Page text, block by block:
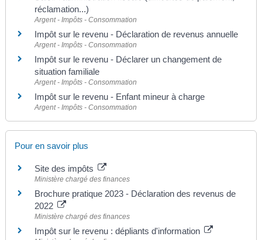
réclamation...)
Argent - Impôts - Consommation
Impôt sur le revenu - Déclaration de revenus annuelle
Argent - Impôts - Consommation
Impôt sur le revenu - Déclarer un changement de
situation familiale
Argent - Impôts - Consommation
Impôt sur le revenu - Enfant mineur à charge
Argent - Impôts - Consommation
Pour en savoir plus
Site des impôts
Ministère chargé des finances
Brochure pratique 2023 - Déclaration des revenus de
2022
Ministère chargé des finances
Impôt sur le revenu : dépliants d'information